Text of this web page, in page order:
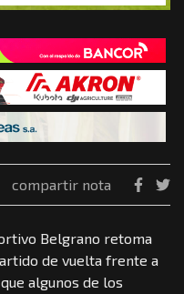
compartir nota
Belgrano retoma
de vuelta frente a
algunos de los